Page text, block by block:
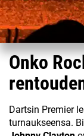
Onko
Dartsin Premier
turnaukseensa.